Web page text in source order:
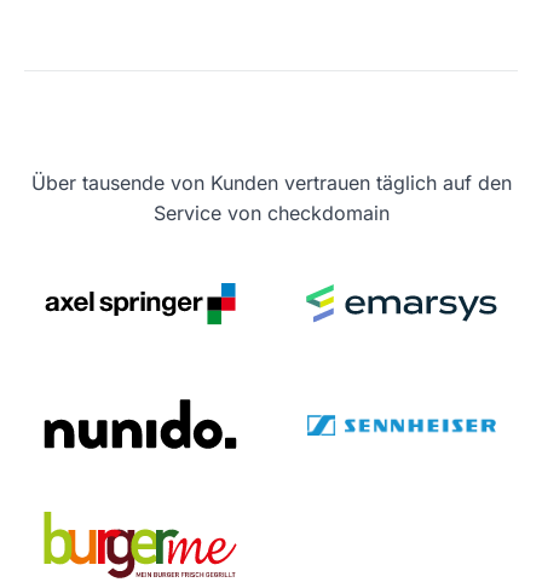
Über tausende von Kunden vertrauen täglich auf den
Service von checkdomain